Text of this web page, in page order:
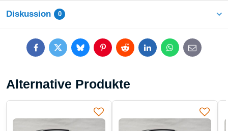
Diskussion 0
FacebookTwitterBlueskyPinterestRedditLinkedInWhatsApp
E-
mail
Alternative Produkte